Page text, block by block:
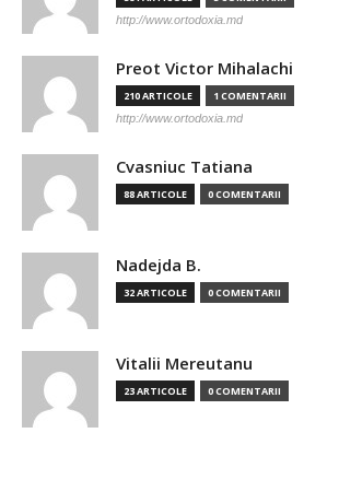
http://www.ortodoxia.md
Preot Victor Mihalachi
210 ARTICOLE 1 COMENTARII
http://www.ortodoxia.md
Cvasniuc Tatiana
88 ARTICOLE 0 COMENTARII
Nadejda B.
32 ARTICOLE 0 COMENTARII
Vitalii Mereutanu
23 ARTICOLE 0 COMENTARII